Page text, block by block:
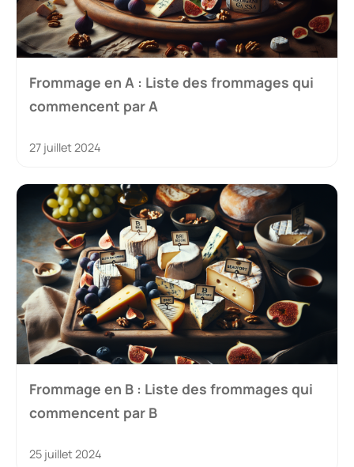
Frommage en A : Liste des frommages qui
commencent par A
27 juillet 2024
Frommage en B : Liste des frommages qui
commencent par B
25 juillet 2024